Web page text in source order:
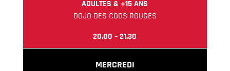
ADULTES & +15 ANS
DOJO DES COQS ROUGES
20.00 – 21.30
MERCREDI